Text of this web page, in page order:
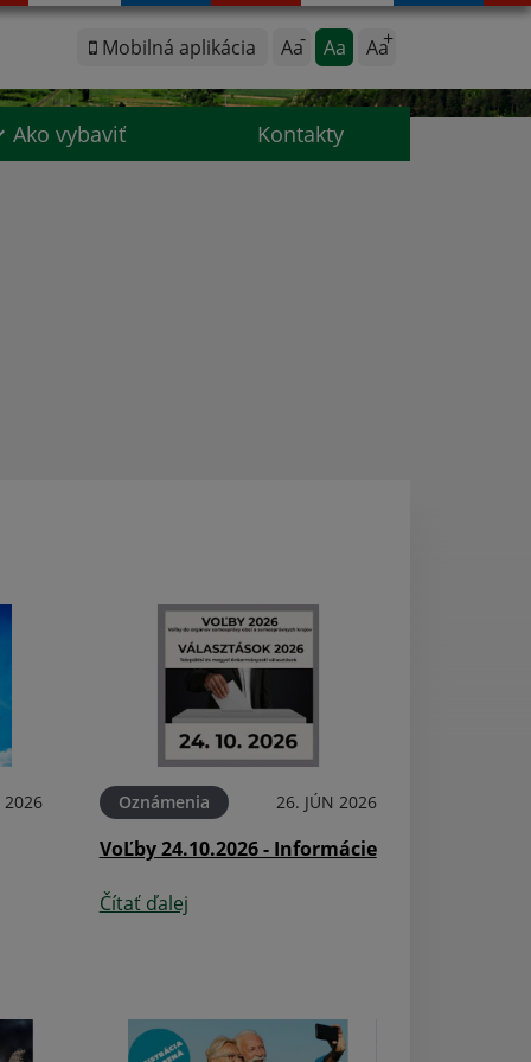
Mobilná aplikácia Aa Aa Aa
Ako vybaviť Kontakty
2026 Oznámenia 26. JÚN 2026
VoĽby 24.10.2026 - Informácie
Čítať ďalej